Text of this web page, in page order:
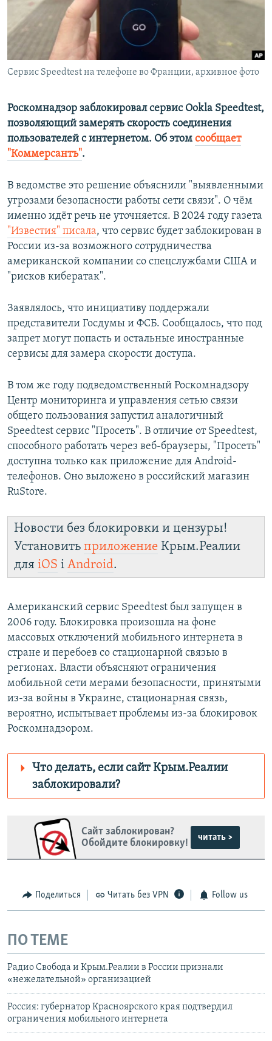
ПОБЕДИТЕЛЕЙ НЕ СУДЯТ?
КРЫМ.НЕПОКОРЕННЫЙ
УКРАИНСКАЯ ПРОБЛЕМА КРЫМА
ПРИСОЕДИНЯЙТЕСЬ!
Сервис Speedtest на телефоне во Франции, архивное фото
Роскомнадзор заблокировал сервис Ookla Speedtest,
позволяющий замерять скорость соединения
пользователей с интернетом. Об этом сообщает
"Коммерсантъ".
В ведомстве это решение объяснили "выявленными
угрозами безопасности работы сети связи". О чём
именно идёт речь не уточняется. В 2024 году газета
"Известия" писала, что сервис будет заблокирован в
России из-за возможного сотрудничества
американской компании со спецслужбами США и
"рисков кибератак".
Заявлялось, что инициативу поддержали
представители Госдумы и ФСБ. Сообщалось, что под
запрет могут попасть и остальные иностранные
сервисы для замера скорости доступа.
В том же году подведомственный Роскомнадзору
Центр мониторинга и управления сетью связи
общего пользования запустил аналогичный
Speedtest сервис "Просеть". В отличие от Speedtest,
способного работать через веб-браузеры, "Просеть"
доступна только как приложение для Android-
телефонов. Оно выложено в российский магазин
RuStore.
Новости без блокировки и цензуры!
Установить приложение Крым.Реалии
для iOS і Android.
Американский сервис Speedtest был запущен в
2006 году. Блокировка произошла на фоне
массовых отключений мобильного интернета в
стране и перебоев со стационарной связью в
регионах. Власти объясняют ограничения
мобильной сети мерами безопасности, принятыми
из-за войны в Украине, стационарная связь,
вероятно, испытывает проблемы из-за блокировок
Роскомнадзором.
Что делать, если сайт Крым.Реалии
заблокировали?
Крым.Реалии
зеркального
сайта: https://dm41pcssxdalx.cloudfront.net/
установить VPN
Сайт заблокирован?
Обойдите блокировку!
читать >
Поделиться Читать без VPN Follow us
ПО ТЕМЕ
Радио Свобода и Крым.Реалии в России признали
«нежелательной» организацией
Россия: губернатор Красноярского края подтвердил
ограничения мобильного интернета